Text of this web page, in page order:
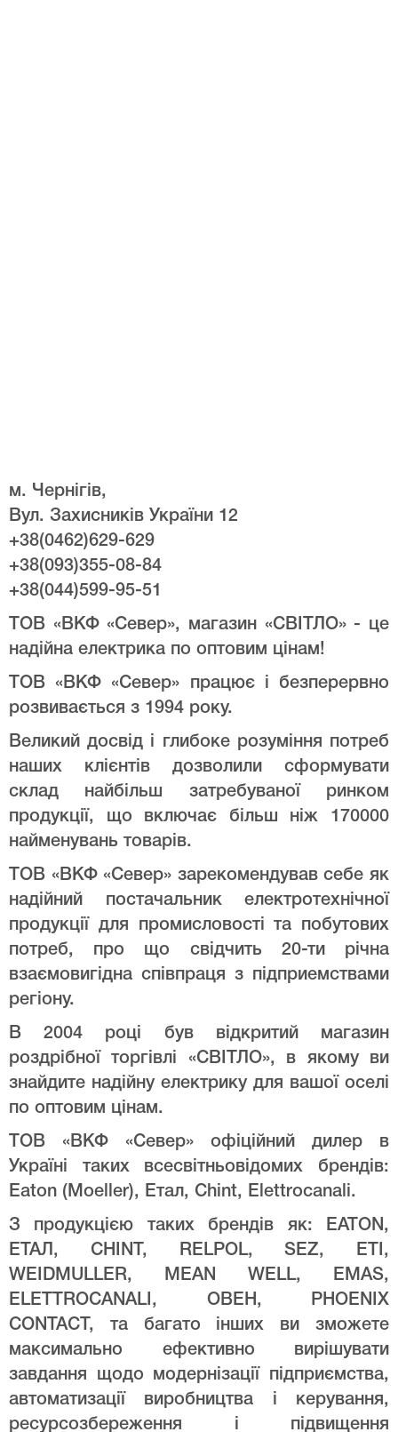
м. Чернігів,
Вул. Захисників України 12
+38(0462)629-629
+38(093)355-08-84
+38(044)599-95-51
ТОВ «ВКФ «Север», магазин «СВІТЛО» - це
надійна електрика по оптовим цінам!
ТОВ «ВКФ «Север» працює і безперервно
розвивається з 1994 року.
Великий досвід і глибоке розуміння потреб
наших клієнтів дозволили сформувати
склад найбільш затребуваної ринком
продукції, що включає більш ніж 170000
найменувань товарів.
ТОВ «ВКФ «Север» зарекомендував себе як
надійний постачальник електротехнічної
продукції для промисловості та побутових
потреб, про що свідчить 20-ти річна
взаємовигідна співпраця з підприемствами
регіону.
В 2004 році був відкритий магазин
роздрібної торгівлі «СВІТЛО», в якому ви
знайдите надійну електрику для вашої оселі
по оптовим цінам.
ТОВ «ВКФ «Север» офіційний дилер в
Україні таких всесвітньовідомих брендів:
Eaton (Moeller), Етал, Chint, Elettrocanali.
З продукцією таких брендів як: EATON,
ЕТАЛ, CHINT, RELPOL, SEZ, ETI,
WEIDMULLER, MEAN WELL, EMAS,
ELETTROCANALI, ОВЕН, PHOENIX
CONTACT, та багато інших ви зможете
максимально ефективно вирішувати
завдання щодо модернізації підприємства,
автоматизації виробництва і керування,
ресурсозбереження і підвищення